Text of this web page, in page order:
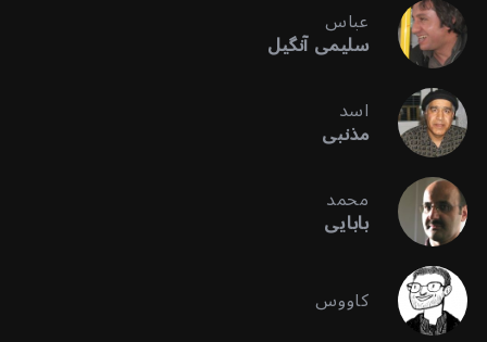
عباس
سلیمی آنگیل
اسد
مذنبی
محمد
بابایی
کاووس